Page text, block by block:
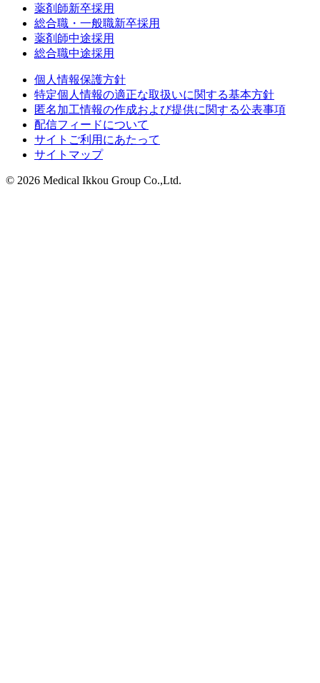
薬剤師新卒採用
総合職・一般職新卒採用
薬剤師中途採用
総合職中途採用
個人情報保護方針
特定個人情報の適正な取扱いに関する基本方針
匿名加工情報の作成および提供に関する公表事項
配信フィードについて
サイトご利用にあたって
サイトマップ
© 2026 Medical Ikkou Group Co.,Ltd.